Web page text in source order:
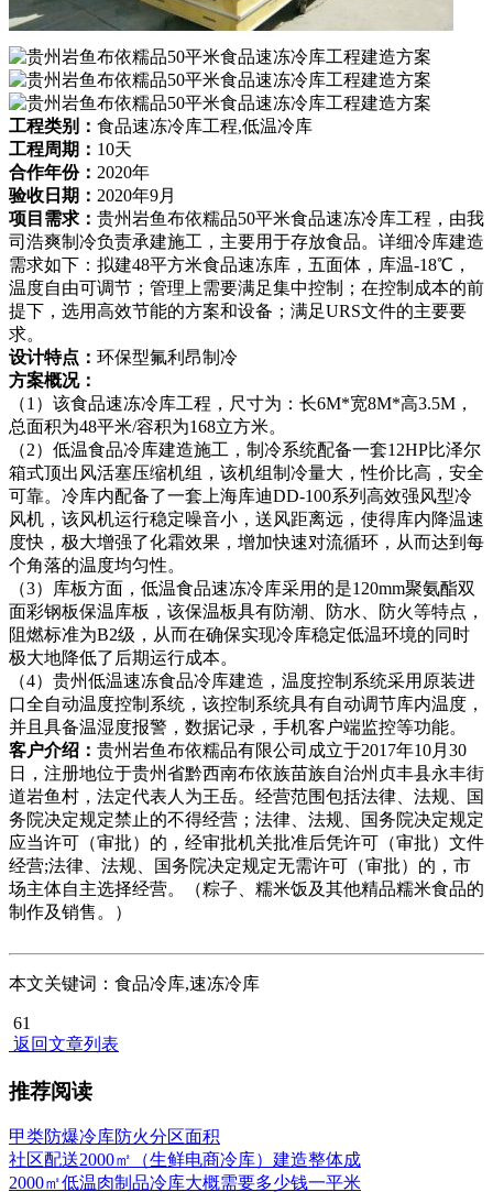
工程类别： 食品速冻冷库工程,低温冷库
工程周期： 10天
合作年份： 2020年
验收日期： 2020年9月
项目需求： 贵州岩鱼布依糯品50平米食品速冻冷库工程，由我
司浩爽制冷负责承建施工，主要用于存放食品。详细冷库建造
需求如下：拟建48平方米食品速冻库，五面体，库温-18℃，
温度自由可调节；管理上需要满足集中控制；在控制成本的前
提下，选用高效节能的方案和设备；满足URS文件的主要要
求。
设计特点： 环保型氟利昂制冷
方案概况：
（1）该食品速冻冷库工程，尺寸为：长6M*宽8M*高3.5M，
总面积为48平米/容积为168立方米。
（2）低温食品冷库建造施工，制冷系统配备一套12HP比泽尔
箱式顶出风活塞压缩机组，该机组制冷量大，性价比高，安全
可靠。冷库内配备了一套上海库迪DD-100系列高效强风型冷
风机，该风机运行稳定噪音小，送风距离远，使得库内降温速
度快，极大增强了化霜效果，增加快速对流循环，从而达到每
个角落的温度均匀性。
（3）库板方面，低温食品速冻冷库采用的是120mm聚氨酯双
面彩钢板保温库板，该保温板具有防潮、防水、防火等特点，
阻燃标准为B2级，从而在确保实现冷库稳定低温环境的同时
极大地降低了后期运行成本。
（4）贵州低温速冻食品冷库建造，温度控制系统采用原装进
口全自动温度控制系统，该控制系统具有自动调节库内温度，
并且具备温湿度报警，数据记录，手机客户端监控等功能。
客户介绍： 贵州岩鱼布依糯品有限公司成立于2017年10月30
日，注册地位于贵州省黔西南布依族苗族自治州贞丰县永丰街
道岩鱼村，法定代表人为王岳。经营范围包括法律、法规、国
务院决定规定禁止的不得经营；法律、法规、国务院决定规定
应当许可（审批）的，经审批机关批准后凭许可（审批）文件
经营;法律、法规、国务院决定规定无需许可（审批）的，市
场主体自主选择经营。（粽子、糯米饭及其他精品糯米食品的
制作及销售。）
本文关键词：食品冷库,速冻冷库
61
返回文章列表
推荐阅读
甲类防爆冷库防火分区面积
社区配送2000㎡（生鲜电商冷库）建造整体成
2000㎡低温肉制品冷库大概需要多少钱一平米